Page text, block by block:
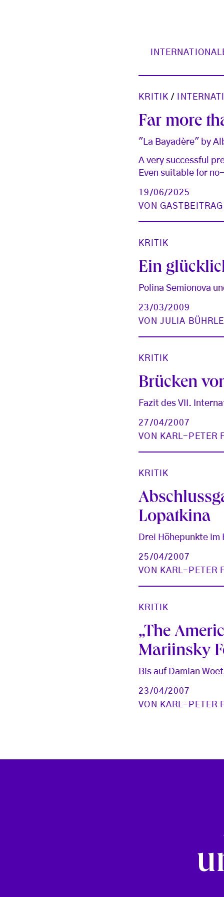
KRITIK /
Far more
"La Bayadère" by
A very successful
Even suitable for
19/06/2025
VON GASTBEITRAG
KRITIK
Ein
Polina Semionova
23/03/2009
VON JULIA BÜHRLE
KRITIK
Brücken
Fazit des VII.
27/04/2007
VON
KARL-PETER
KRITIK
Lopatkina
Drei Höhepunkte
25/04/2007
VON
KARL-PETER
KRITIK
„The
Mariinsky
Bis auf Damian
23/04/2007
VON
KARL-PETER